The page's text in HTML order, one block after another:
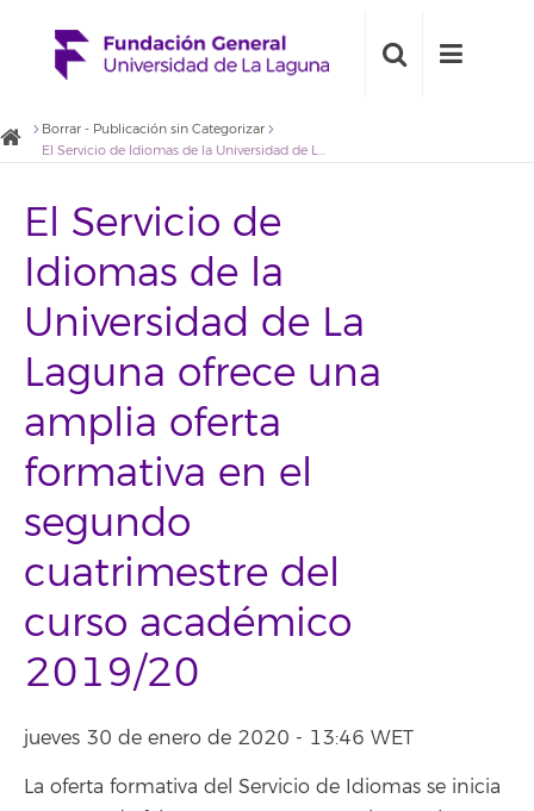
Borrar - Publicación sin Categorizar
El Servicio de Idiomas de la Universidad de La Laguna ofrece una amplia oferta formativa en el segundo cuatrimestre del curso académico 2019/20
El Servicio de
Idiomas de la
Universidad de La
Laguna ofrece una
amplia oferta
formativa en el
segundo
cuatrimestre del
curso académico
2019/20
jueves 30 de enero de 2020 - 13:46 WET
La oferta formativa del Servicio de Idiomas se inicia